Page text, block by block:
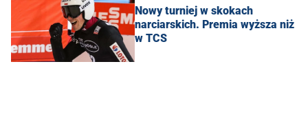
Nowy turniej w skokach
narciarskich. Premia wyższa niż
w TCS